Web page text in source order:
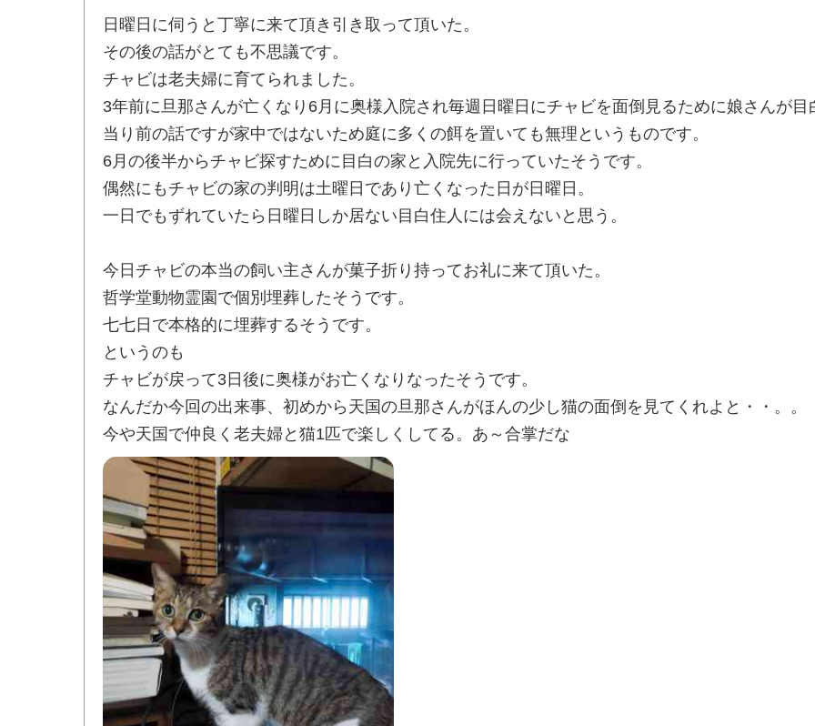
日曜日に伺うと丁寧に来て頂き引き取って頂いた。
その後の話がとても不思議です。
チャビは老夫婦に育てられました。
3年前に旦那さんが亡くなり6月に奥様入院され毎週日曜日にチャビを面倒見るために娘さんが目
当り前の話ですが家中ではないため庭に多くの餌を置いても無理というものです。
6月の後半からチャビ探すために目白の家と入院先に行っていたそうです。
偶然にもチャビの家の判明は土曜日であり亡くなった日が日曜日。
一日でもずれていたら日曜日しか居ない目白住人には会えないと思う。
今日チャビの本当の飼い主さんが菓子折り持ってお礼に来て頂いた。
哲学堂動物霊園で個別埋葬したそうです。
七七日で本格的に埋葬するそうです。
というのも
チャビが戻って3日後に奥様がお亡くなりなったそうです。
なんだか今回の出来事、初めから天国の旦那さんがほんの少し猫の面倒を見てくれよと・・。。
今や天国で仲良く老夫婦と猫1匹で楽しくしてる。あ～合掌だな